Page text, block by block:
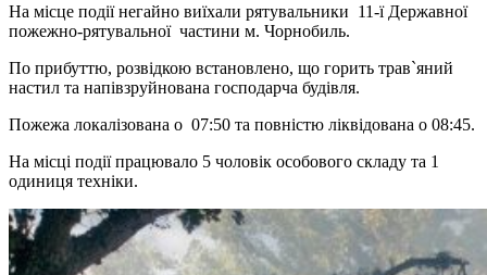
На місце події негайно виїхали рятувальники 11-ї Державної
пожежно-рятувальної частини м. Чорнобиль.
По прибуттю, розвідкою встановлено, що горить трав`яний
настил та напівзруйнована господарча будівля.
Пожежа локалізована о 07:50 та повністю ліквідована о 08:45.
На місці події працювало 5 чоловік особового складу та 1
одиниця техніки.